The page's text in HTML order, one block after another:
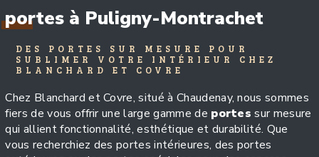
portes à Puligny-Montrachet
DES PORTES SUR MESURE POUR
SUBLIMER VOTRE INTÉRIEUR CHEZ
BLANCHARD ET COVRE
Chez Blanchard et Covre, situé à Chaudenay, nous sommes
fiers de vous offrir une large gamme de portes sur mesure
qui allient fonctionnalité, esthétique et durabilité. Que
vous recherchiez des portes intérieures, des portes